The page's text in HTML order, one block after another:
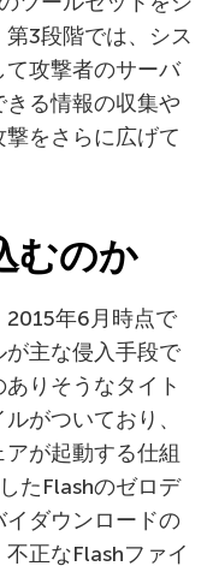
3段階では、シス
攻撃者のサーバ
る情報の収集や
をさらに広げて
むのか
2015年6月時点で
主な侵入手段で
りそうなタイト
がついており、
が起動する仕組
たFlashのゼロデ
ダウンロードの
正なFlashファイ